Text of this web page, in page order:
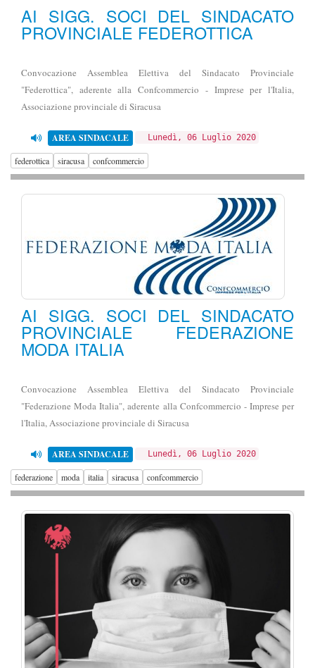
AI SIGG. SOCI DEL SINDACATO
PROVINCIALE FEDEROTTICA
Convocazione Assemblea Elettiva del Sindacato Provinciale
"Federottica", aderente alla Confcommercio - Imprese per l'Italia,
Associazione provinciale di Siracusa
AREA SINDACALE Lunedì, 06 Luglio 2020
federottica siracusa confcommercio
AI SIGG. SOCI DEL SINDACATO
PROVINCIALE FEDERAZIONE
MODA ITALIA
Convocazione Assemblea Elettiva del Sindacato Provinciale
"Federazione Moda Italia", aderente alla Confcommercio - Imprese per
l'Italia, Associazione provinciale di Siracusa
AREA SINDACALE Lunedì, 06 Luglio 2020
federazione moda italia siracusa confcommercio